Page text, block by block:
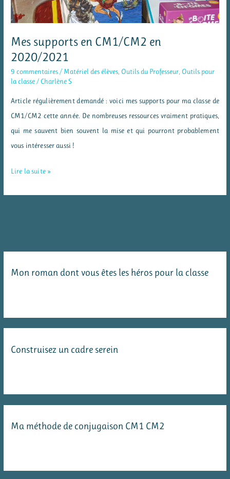
Mes supports en CM1/CM2 en
2020/2021
9 commentaires/ Matériel des élèves, Outils du Professeur, Outils pour
la classe/ Charlène S
Article régulièrement demandé : voici mes supports pour ma classe de
CM1/CM2 cette année. De nombreuses ressources vraiment pratiques,
qui me sauvent bien souvent la mise et qui pourront probablement
vous intéresser aussi !
Mes
Lire la suite »
Mon roman dont vous êtes les héros pour la classe
Construisez un cadre serein
Ma méthode de conjugaison CM1 CM2